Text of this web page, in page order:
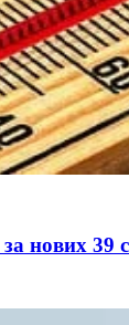
нових 39